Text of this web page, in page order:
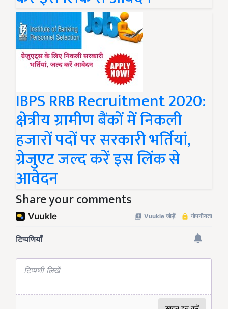
IBPS RRB Recruitment 2020:
क्षेत्रीय ग्रामीण बैंकों में निकली
हजारों पदों पर सरकारी भर्तियां,
ग्रेजुएट जल्द करें इस लिंक से
आवेदन
Share your comments